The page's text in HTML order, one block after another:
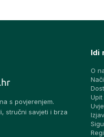
s povjerenjem.
stručni savjeti i brza
Idi
O